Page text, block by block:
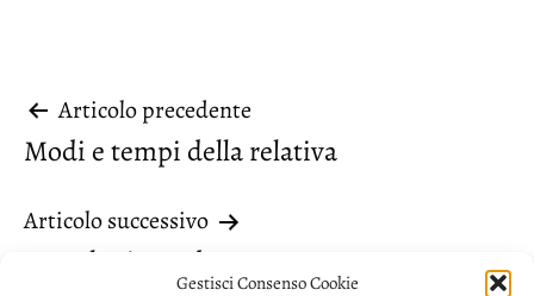
Gestisci Consenso Cookie
Navigazione
articoli
Articolo precedente
Modi e tempi della relativa
Articolo successivo
“Non la riguarda”